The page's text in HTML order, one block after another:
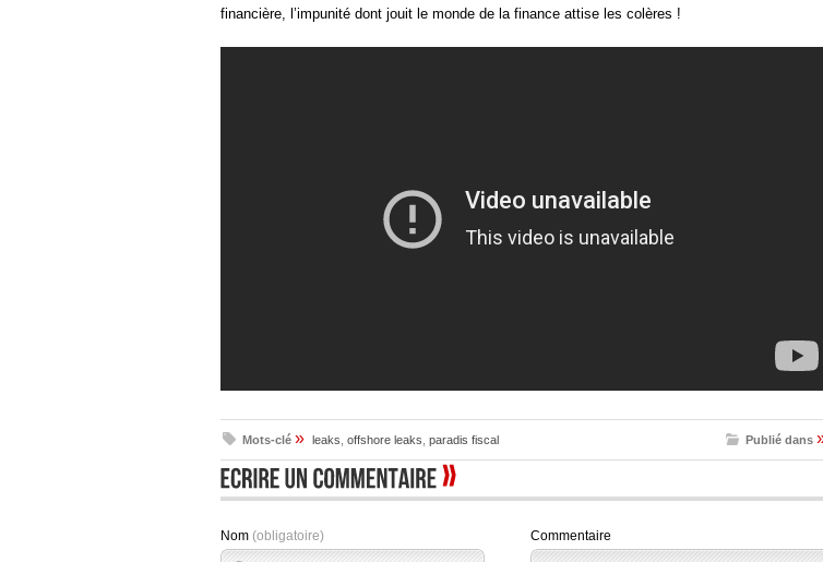
financière, l’impunité dont jouit le monde de la finance attise les colères !
Mots-clé » leaks offshore leaks paradis fiscal Publié dans
Nom (obligatoire) Commentaire